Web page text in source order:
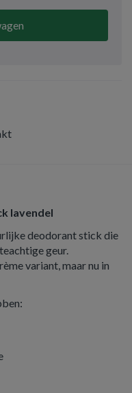
lavendel
deodorant stick die
geur.
variant, maar nu in